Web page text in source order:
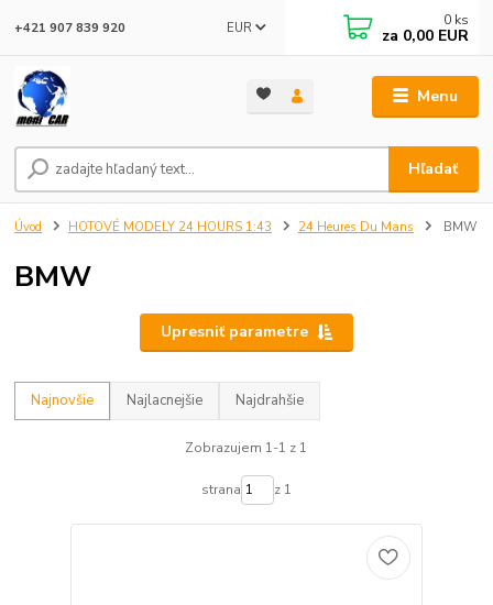
Menu
EUR
Hľadať
+421 907 839 920 0 ks
za 0,00 EUR
Úvod HOTOVÉ MODELY 24 HOURS 1:43 24 Heures Du Mans BMW
BMW
Upresniť parametre
Najnovšie Najlacnejšie Najdrahšie
Zobrazujem 1-1 z 1
strana z 1